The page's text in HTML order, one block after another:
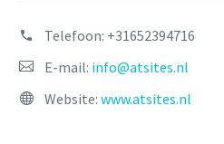
Telefoon: +31652394716
E-mail: info@atsites.nl
Website: www.atsites.nl